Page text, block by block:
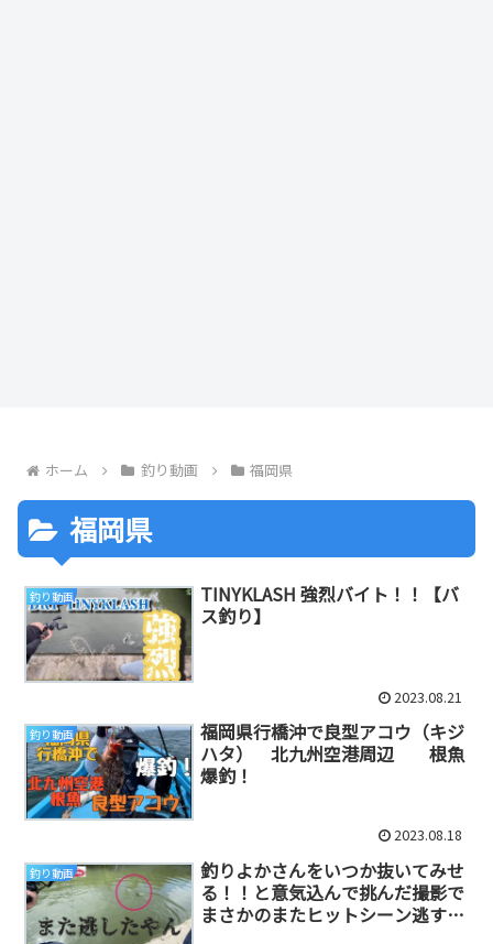
ホーム 釣り動画 福岡県
福岡県
釣り動画
TINYKLASH 強烈バイト！！【バ
ス釣り】
2023.08.21
釣り動画
福岡県行橋沖で良型アコウ（キジ
ハタ） 北九州空港周辺 根魚
爆釣！
2023.08.18
釣り動画
釣りよかさんをいつか抜いてみせ
る！！と意気込んで挑んだ撮影で
まさかのまたヒットシーン逃す